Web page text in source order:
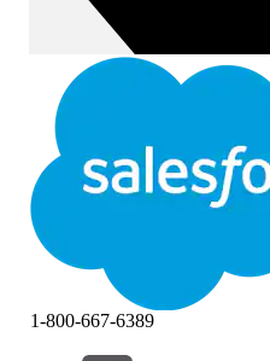
1-800-667-6389